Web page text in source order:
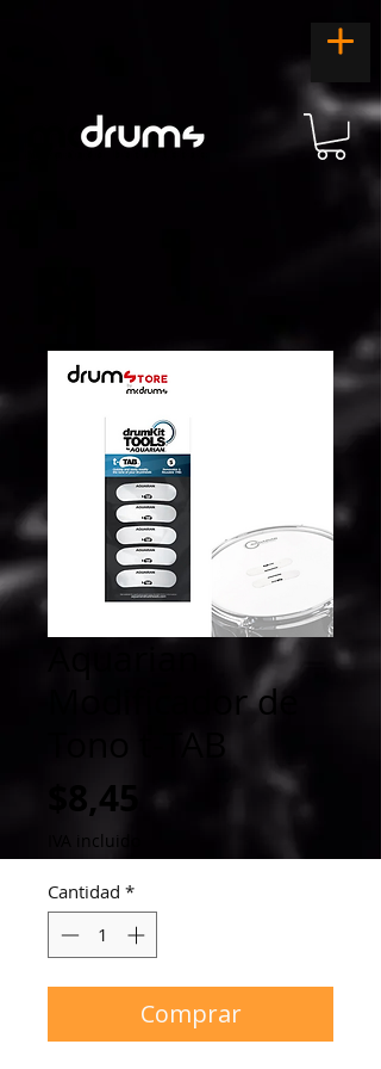
Modificador de
$8,45 Precio
IVA incluido
Cantidad *
Comprar